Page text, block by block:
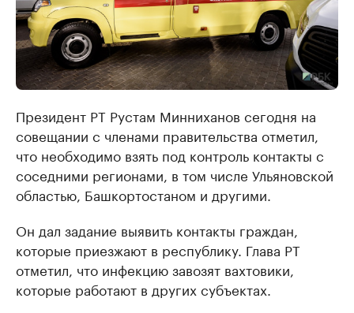
Президент РТ Рустам Минниханов сегодня на
совещании с членами правительства отметил,
что необходимо взять под контроль контакты с
соседними регионами, в том числе Ульяновской
областью, Башкортостаном и другими.
Он дал задание выявить контакты граждан,
которые приезжают в республику. Глава РТ
отметил, что инфекцию завозят вахтовики,
которые работают в других субъектах.